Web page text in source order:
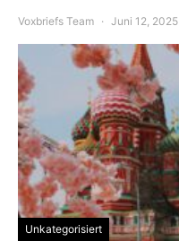
Voxbriefs Team Juni 12, 2025
Unkategorisiert